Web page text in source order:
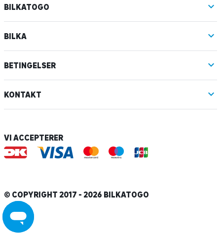
BILKATOGO
BILKA
BETINGELSER
KONTAKT
VI ACCEPTERER
© COPYRIGHT 2017 - 2026 BILKATOGO